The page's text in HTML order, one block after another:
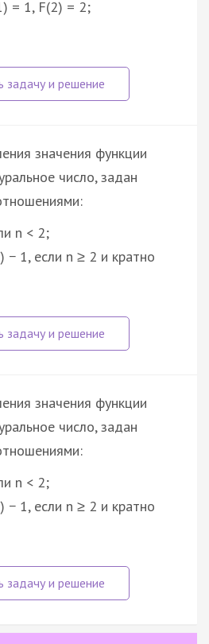
= 1, F(2) = 2;
значения функции
число, задан
n < 2;
− 1, если n ≥ 2 и кратно
значения функции
число, задан
n < 2;
− 1, если n ≥ 2 и кратно